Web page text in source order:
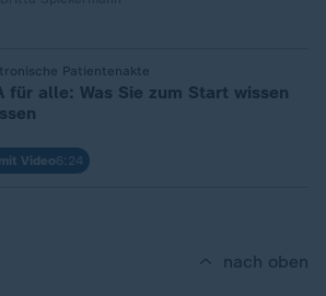
Patientenakte
für alle: Was Sie zum Start wissen
mit Video6:24
nach oben